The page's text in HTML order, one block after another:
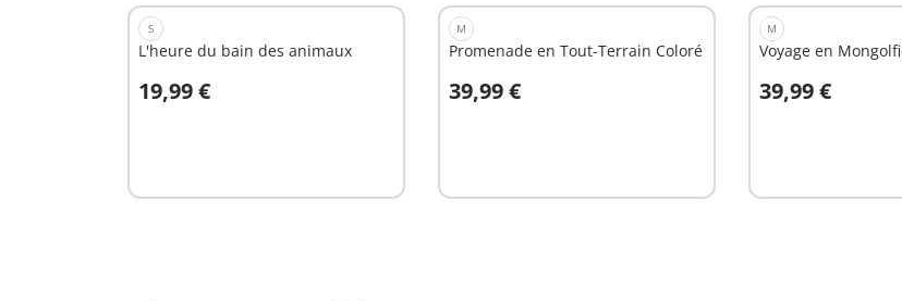
S
L'heure du bain des animaux
19,99 €
Au panier
M
Promenade en Tout-Terrain Coloré
39,99 €
Au panier
M
Voyage en
39,99 €
Au panier